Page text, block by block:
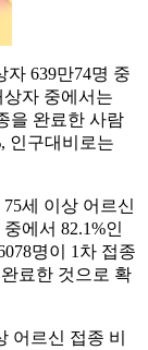
자 639만74명 중
상자 중에서는
을 완료한 사람
인구대비로는
세 이상 어르신
에서 82.1%인
명이 1차 접종
료한 것으로 확
어르신 접종 비